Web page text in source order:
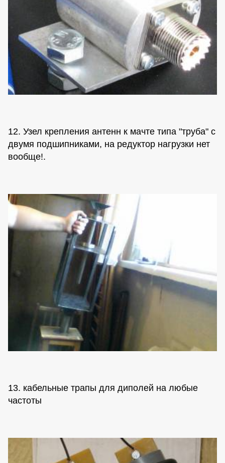
12. Узел крепления антенн к мачте типа "труба" с
двумя подшипниками, на редуктор нагрузки нет
вообще!.
13. кабельные трапы для диполей на любые
частоты